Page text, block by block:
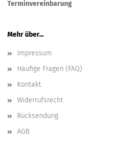
Terminvereinbarung
Mehr über...
Impressum
Häufige Fragen (FAQ)
Kontakt
Widerrufsrecht
Rücksendung
AGB